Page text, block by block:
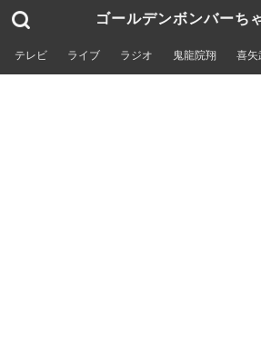
ゴールデンボンバーち
テレビ ライブ ラジオ 鬼龍院翔 喜矢